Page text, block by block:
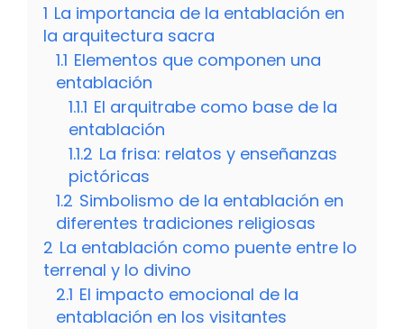
1 La importancia de la entablación en
la arquitectura sacra
1.1 Elementos que componen una
entablación
1.1.1 El arquitrabe como base de la
entablación
1.1.2 La frisa: relatos y enseñanzas
pictóricas
1.2 Simbolismo de la entablación en
diferentes tradiciones religiosas
2 La entablación como puente entre lo
terrenal y lo divino
2.1 El impacto emocional de la
entablación en los visitantes